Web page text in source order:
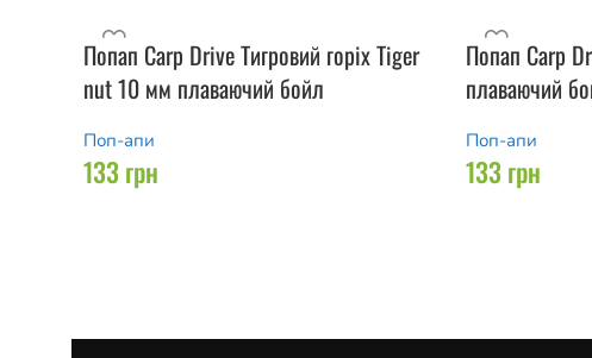
Попап Carp Drive Тигровий горіх Tiger
nut 10 мм плаваючий бойл
Поп-апи
133 грн
Попап Carp
плаваючий
Поп-апи
133 грн